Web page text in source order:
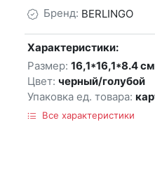
Бренд: BERLINGO
Характеристики:
Размер: 16,1*16,1*8.4 см
Цвет: черный/голубой
Упаковка ед. товара:
Все характеристики